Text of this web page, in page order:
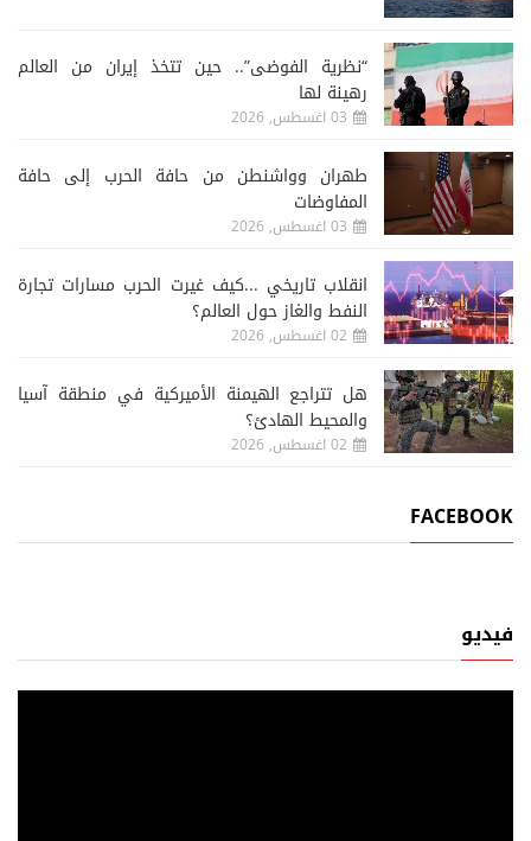
“نظرية الفوضى”.. حين تتخذ إيران من العالم
رهينة لها
03 اغسطس, 2026
طهران وواشنطن من حافة الحرب إلى حافة
المفاوضات
03 اغسطس, 2026
انقلاب تاريخي ...كيف غيرت الحرب مسارات تجارة
النفط والغاز حول العالم؟
02 اغسطس, 2026
هل تتراجع الهيمنة الأميركية في منطقة آسيا
والمحيط الهادئ؟
02 اغسطس, 2026
FACEBOOK
فيديو